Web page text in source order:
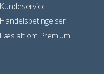
Kundeservice
Handelsbetingelser
Læs alt om Premium